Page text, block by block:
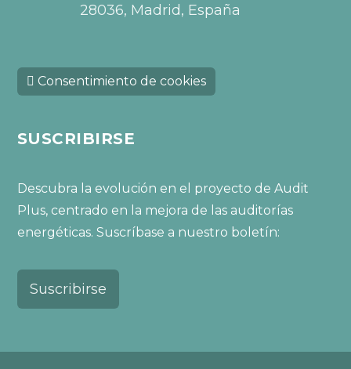
28036, Madrid, España
Consentimiento de cookies
SUSCRIBIRSE
Descubra la evolución en el proyecto de Audit
Plus, centrado en la mejora de las auditorías
energéticas. Suscríbase a nuestro boletín:
Suscribirse